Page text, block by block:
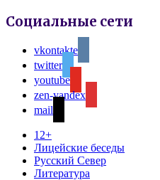
Социальные сети
vkontakte
twitter
youtube
zen-yandex
mail
12+
Лицейские беседы
Русский Север
Литература